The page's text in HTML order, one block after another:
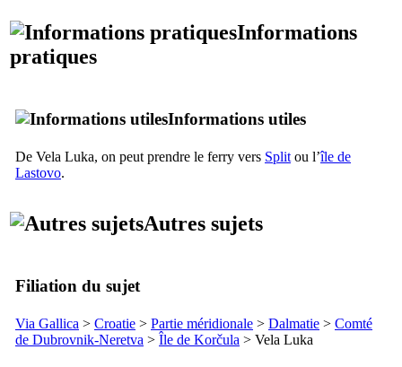
Informations
pratiques
Informations utiles
De Vela Luka, on peut prendre le ferry vers Split ou l’île de
Lastovo.
Autres sujets
Filiation du sujet
Via Gallica > Croatie > Partie méridionale > Dalmatie > Comté
de Dubrovnik-Neretva > Île de Korčula > Vela Luka